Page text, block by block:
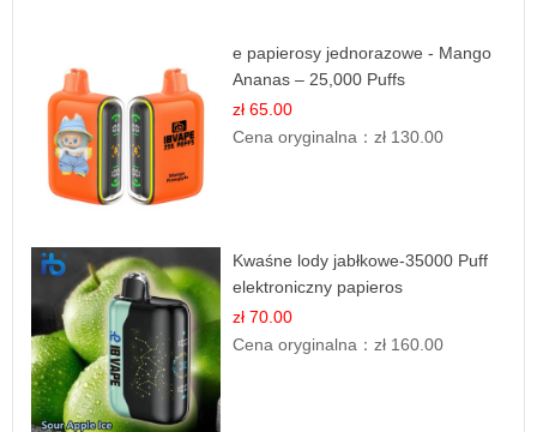
e papierosy jednorazowe - Mango
Ananas – 25,000 Puffs
zł 65.00
Cena oryginalna：zł 130.00
Kwaśne lody jabłkowe-35000 Puff
elektroniczny papieros
zł 70.00
Cena oryginalna：zł 160.00